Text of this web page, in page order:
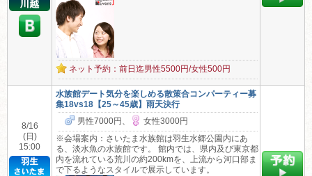
ネット予約：前日迄男性5500円/女性500円
8/16
(日)
15:00
水族館デート気分を楽しめる散策合コンパーティー募
集18vs18【25～45歳】雨天決行
男性7000円、
女性3000円
※会場案内：さいたま水族館は羽生水郷公園内にあ
る、淡水魚の水族館です。 館内では、県内及び東京都
内を流れている荒川の約200kmを、上流から河口部ま
で下るようなスタイルで展示しています。